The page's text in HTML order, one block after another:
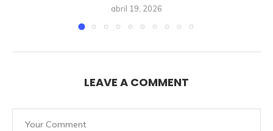
abril 19, 2026
LEAVE A COMMENT